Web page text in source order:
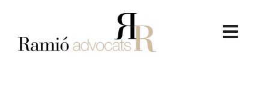
content